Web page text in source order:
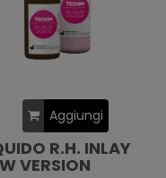
Aggiungi
R.H. INLAY
VERSION